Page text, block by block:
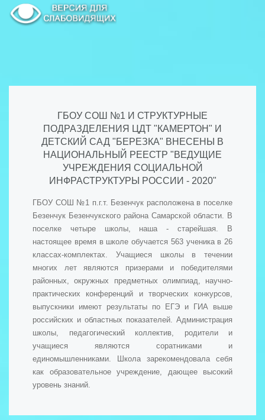
ГБОУ СОШ №1 И СТРУКТУРНЫЕ
ПОДРАЗДЕЛЕНИЯ ЦДТ "КАМЕРТОН" И
ДЕТСКИЙ САД "БЕРЕЗКА" ВНЕСЕНЫ В
НАЦИОНАЛЬНЫЙ РЕЕСТР "ВЕДУЩИЕ
УЧРЕЖДЕНИЯ СОЦИАЛЬНОЙ
ИНФРАСТРУКТУРЫ РОССИИ - 2020"
ГБОУ СОШ №1 п.г.т. Безенчук расположена в поселке
Безенчук Безенчукского района Самарской области. В
поселке четыре школы, наша - старейшая. В
настоящее время в школе обучается 563 ученика в 26
классах-комплектах. Учащиеся школы в течении
многих лет являются призерами и победителями
районных, окружных предметных олимпиад, научно-
практических конференций и творческих конкурсов,
выпускники имеют результаты по ЕГЭ и ГИА выше
российских и областных показателей. Администрация
школы, педагогический коллектив, родители и
учащиеся являются соратниками и
единомышленниками. Школа зарекомендовала себя
как образовательное учреждение, дающее высокий
уровень знаний.